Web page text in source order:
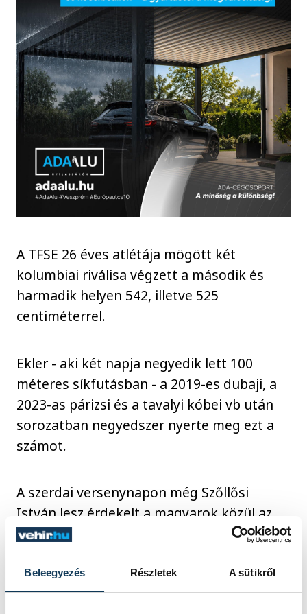
Beleegyezés Részletek A sütikről
A TFSE 26 éves atlétája mögött két
kolumbiai riválisa végzett a második és
harmadik helyen 542, illetve 525
centiméterrel.
Ekler - aki két napja negyedik lett 100
méteres síkfutásban - a 2019-es dubaji, a
2023-as párizsi és a tavalyi kóbei vb után
sorozatban negyedszer nyerte meg ezt a
számot.
A szerdai versenynapon még Szőllősi
István lesz érdekelt a magyarok közül az
F20-as kategória súlylökő döntőjében,
magyar idő szerint 15.45-től.